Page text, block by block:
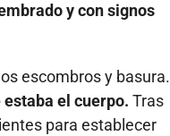
y con signos
escombros y basura.
el cuerpo. Tras
para establecer